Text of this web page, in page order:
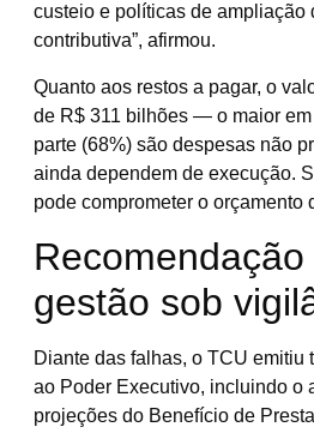
custeio e políticas de ampliação
contributiva”, afirmou.
Quanto aos restos a pagar, o
de R$ 311 bilhões — o maior
parte (68%) são despesas não
ainda dependem de execução.
pode comprometer o orçamento
gestão sob
Diante das falhas, o TCU emitiu
ao Poder Executivo, incluindo o
projeções do Benefício de